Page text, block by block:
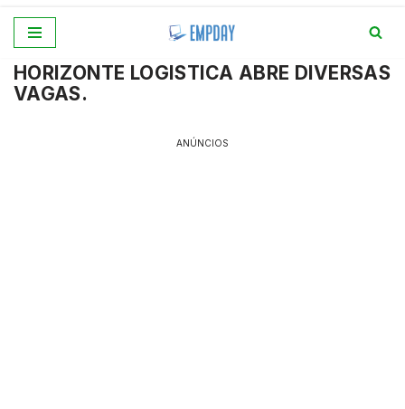
para
o
HORIZONTE LOGISTICA ABRE DIVERSAS
VAGAS.
ANÚNCIOS